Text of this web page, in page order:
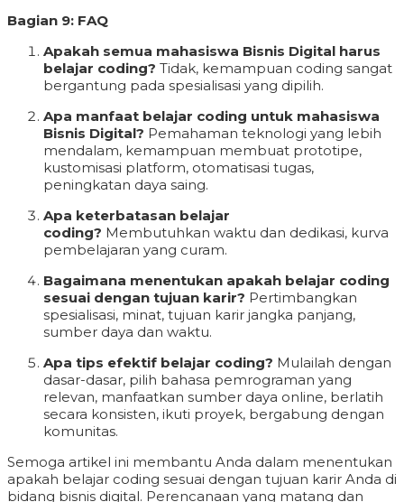
Bagian 9: FAQ
Apakah semua mahasiswa Bisnis Digital harus
belajar coding? Tidak, kemampuan coding sangat
bergantung pada spesialisasi yang dipilih.
Apa manfaat belajar coding untuk mahasiswa
Bisnis Digital? Pemahaman teknologi yang lebih
mendalam, kemampuan membuat prototipe,
kustomisasi platform, otomatisasi tugas,
peningkatan daya saing.
Apa keterbatasan belajar
coding? Membutuhkan waktu dan dedikasi, kurva
pembelajaran yang curam.
Bagaimana menentukan apakah belajar coding
sesuai dengan tujuan karir? Pertimbangkan
spesialisasi, minat, tujuan karir jangka panjang,
sumber daya dan waktu.
Apa tips efektif belajar coding? Mulailah dengan
dasar-dasar, pilih bahasa pemrograman yang
relevan, manfaatkan sumber daya online, berlatih
secara konsisten, ikuti proyek, bergabung dengan
komunitas.
Semoga artikel ini membantu Anda dalam menentukan
apakah belajar coding sesuai dengan tujuan karir Anda di
bidang bisnis digital. Perencanaan yang matang dan